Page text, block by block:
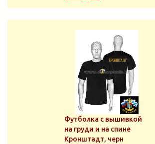
Футболка с вышивкой
на груди и на спине
Кронштадт, черн